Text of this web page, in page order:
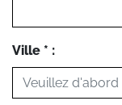
Ville * :